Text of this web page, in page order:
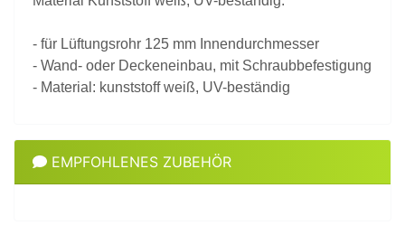
- für Lüftungsrohr 125 mm Innendurchmesser
- Wand- oder Deckeneinbau, mit Schraubbefestigung
- Material: kunststoff weiß, UV-beständig
EMPFOHLENES ZUBEHÖR